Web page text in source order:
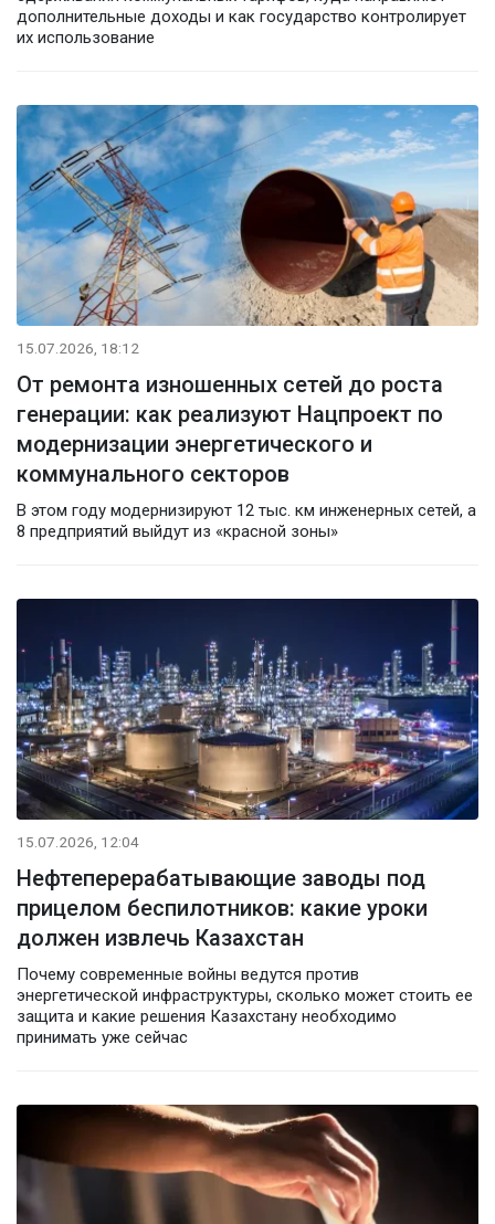
дополнительные доходы и как государство контролирует
их использование
15.07.2026, 18:12
От ремонта изношенных сетей до роста
генерации: как реализуют Нацпроект по
модернизации энергетического и
коммунального секторов
В этом году модернизируют 12 тыс. км инженерных сетей, а
8 предприятий выйдут из «красной зоны»
15.07.2026, 12:04
Нефтеперерабатывающие заводы под
прицелом беспилотников: какие уроки
должен извлечь Казахстан
Почему современные войны ведутся против
энергетической инфраструктуры, сколько может стоить ее
защита и какие решения Казахстану необходимо
принимать уже сейчас